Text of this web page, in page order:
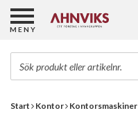
Start Kontor Kontorsmaskiner
MENY